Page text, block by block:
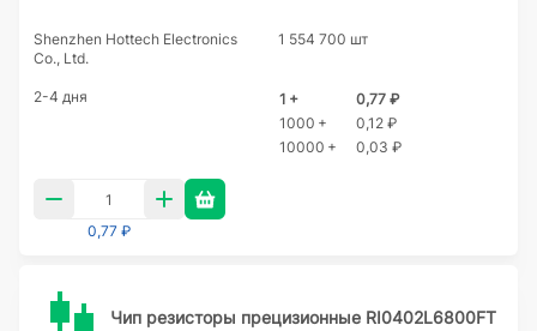
Shenzhen Hottech Electronics
Co., Ltd.
1 554 700 шт
2-4 дня 1 +
0,77 ₽
1000 +
0,12 ₽
10000 +
0,03 ₽
0,77 ₽
Чип резисторы прецизионные RI0402L6800FT